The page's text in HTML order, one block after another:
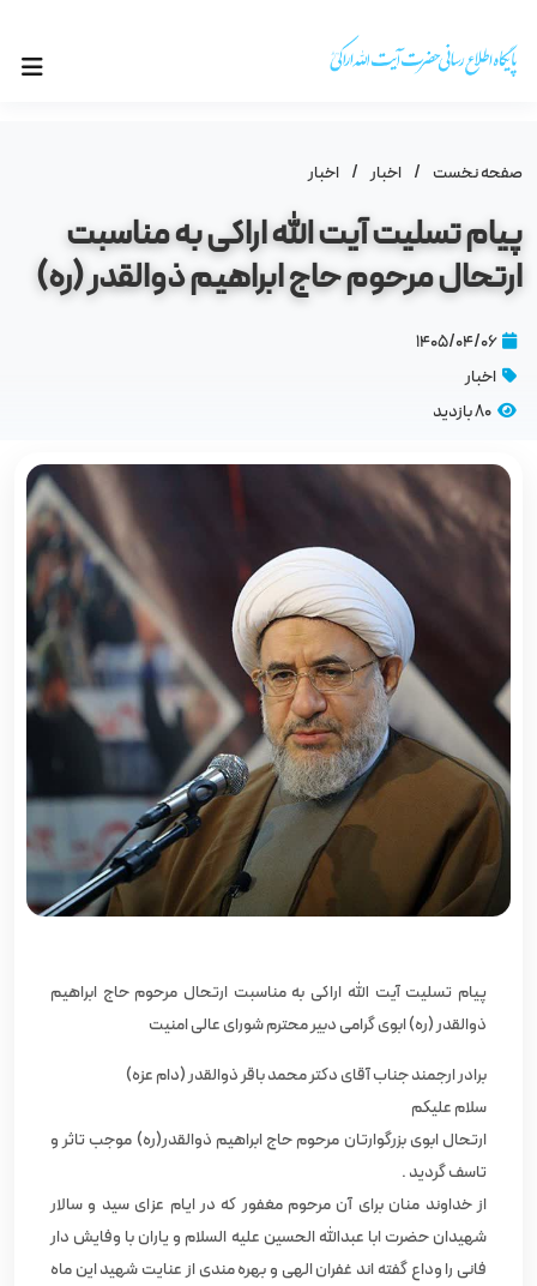
صفحه نخست / اخبار / اخبار
پیام تسلیت آیت الله اراکی به مناسبت
ارتحال مرحوم حاج ابراهیم ذوالقدر (ره)
۱۴۰۵/۰۴/۰۶
اخبار
80 بازدید
پیام تسلیت آیت الله اراکی به مناسبت ارتحال مرحوم حاج ابراهیم
ذوالقدر (ره) ابوی گرامی دبیر محترم شورای عالی امنیت
برادر ارجمند جناب آقای دکتر محمد باقر ذوالقدر (دام عزه)
سلام علیکم
ارتحال ابوی بزرگوارتان مرحوم حاج ابراهیم ذوالقدر(ره) موجب تاثر و
تاسف گردید .
از خداوند منان برای آن مرحوم مغفور که در ایام عزای سید و سالار
شهیدان حضرت ابا عبدالله الحسین علیه السلام و یاران با وفایش دار
فانی را وداع گفته اند غفران الهی و بهره مندی از عنایت شهید این ماه